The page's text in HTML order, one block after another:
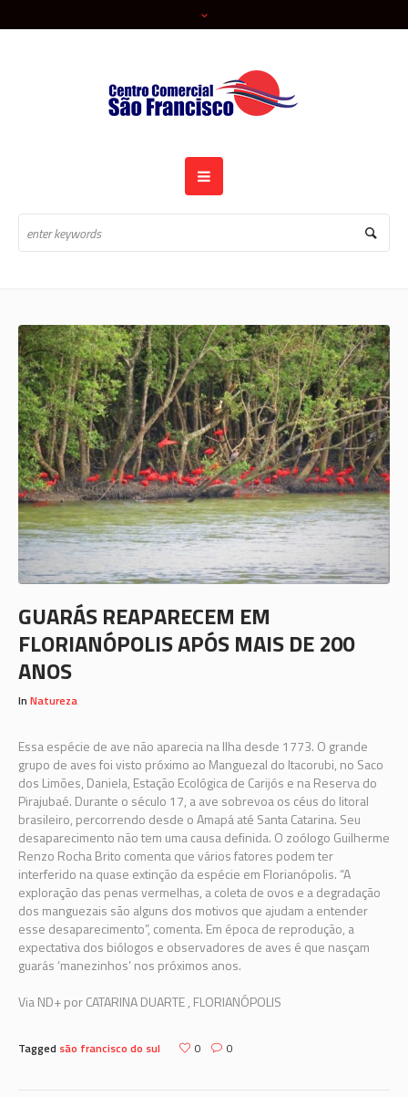
GUARÁS REAPARECEM EM
FLORIANÓPOLIS APÓS MAIS DE 200
ANOS
In Natureza
Essa espécie de ave não aparecia na Ilha desde 1773. O grande
grupo de aves foi visto próximo ao Manguezal do Itacorubi, no Saco
dos Limões, Daniela, Estação Ecológica de Carijós e na Reserva do
Pirajubaé. Durante o século 17, a ave sobrevoa os céus do litoral
brasileiro, percorrendo desde o Amapá até Santa Catarina. Seu
desaparecimento não tem uma causa definida. O zoólogo Guilherme
Renzo Rocha Brito comenta que vários fatores podem ter
interferido na quase extinção da espécie em Florianópolis. “A
exploração das penas vermelhas, a coleta de ovos e a degradação
dos manguezais são alguns dos motivos que ajudam a entender
esse desaparecimento”, comenta. Em época de reprodução, a
expectativa dos biólogos e observadores de aves é que nasçam
guarás ‘manezinhos’ nos próximos anos.
Via ND+ porCATARINA DUARTE , FLORIANÓPOLIS
Tagged são francisco do sul 0 0